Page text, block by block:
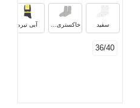
سفید خاکستری روشن آبی تیره
36/40